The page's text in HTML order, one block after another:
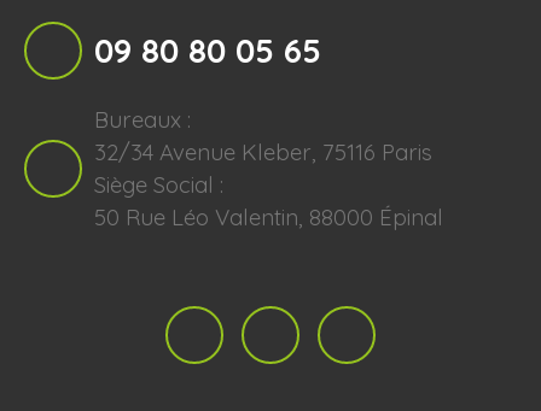
09 80 80 05 65
Bureaux :
32/34 Avenue Kleber, 75116 Paris
Siège Social :
50 Rue Léo Valentin, 88000 Épinal